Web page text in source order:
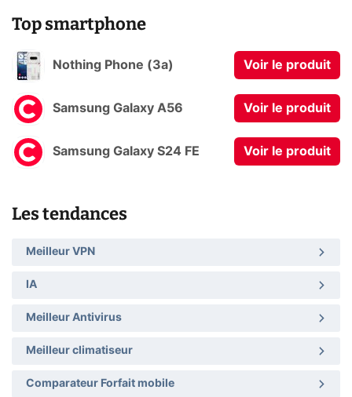
Top smartphone
Nothing Phone (3a) Voir le produit
Samsung Galaxy A56 Voir le produit
Samsung Galaxy S24 FE Voir le produit
Les tendances
Meilleur VPN
IA
Meilleur Antivirus
Meilleur climatiseur
Comparateur Forfait mobile